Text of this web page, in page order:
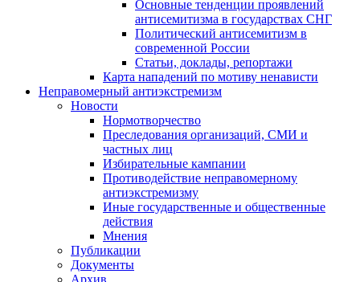
Основные тенденции проявлений
антисемитизма в государствах СНГ
Политический антисемитизм в
современной России
Статьи, доклады, репортажи
Карта нападений по мотиву ненависти
Неправомерный антиэкстремизм
Новости
Нормотворчество
Преследования организаций, СМИ и
частных лиц
Избирательные кампании
Противодействие неправомерному
антиэкстремизму
Иные государственные и общественные
действия
Мнения
Публикации
Документы